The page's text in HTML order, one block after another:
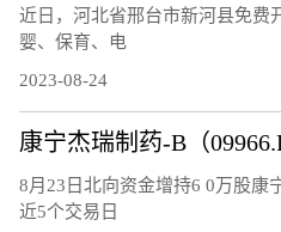
近日，河北省邢台市新河县免费
婴、保育、电
2023-08-24
8月23日北向资金增持6 0万股康
近5个交易日